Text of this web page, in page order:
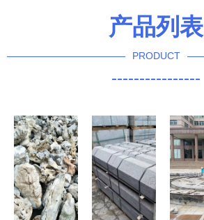
产品列表
PRODUCT
----------------